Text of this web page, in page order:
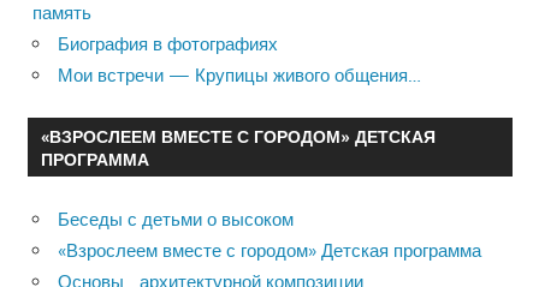
память
Биография в фотографиях
Мои встречи — Крупицы живого общения…
«ВЗРОСЛЕЕМ ВМЕСТЕ С ГОРОДОМ» ДЕТСКАЯ
ПРОГРАММА
Беседы с детьми о высоком
«Взрослеем вместе с городом» Детская программа
Основы архитектурной композиции